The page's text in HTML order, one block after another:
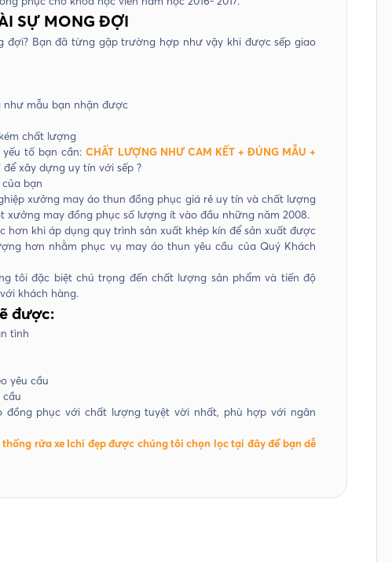
SỰ MONG ĐỢI
đợi? Bạn đã từng gặp trường hợp như vậy khi được sếp giao
mẫu bạn nhận được
chất lượng
yếu tố bạn cần:CHẤT LƯỢNG NHƯ CAM KẾT + ĐÚNG MẪU +
để xây dựng uy tín với sếp ?
bạn
xưởng may áo thun đồng phục giá rẻ uy tín và chất lượng
xưởng may đồng phục số lượng ít vào đầu những năm 2008.
hơn khi áp dụng quy trình sản xuất khép kín để sản xuất được
hơn nhằm phục vụ may áo thun yêu cầu của Quý Khách
tôi đặc biệt chú trọng đến chất lượng sản phẩm và tiến độ
khách hàng.
được:
tình
yêu cầu
cầu
đồng phục với chất lượng tuyệt vời nhất, phù hợp với ngân
rửa xe Ichi đẹp được chúng tôi chọn lọc tại đây để bạn dễ